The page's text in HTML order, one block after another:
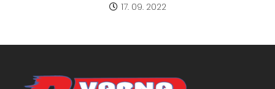
17. 09. 2022